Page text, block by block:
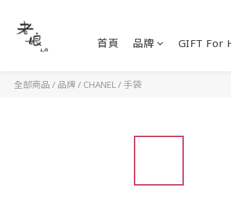
首頁 品牌 GIFT For
全部商品 / 品牌/ CHANEL/手袋